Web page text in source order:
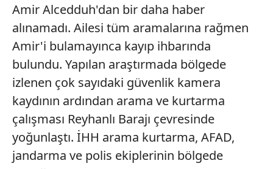
Amir Alcedduh'dan bir daha haber
alınamadı. Ailesi tüm aramalarına rağmen
Amir'i bulamayınca kayıp ihbarında
bulundu. Yapılan araştırmada bölgede
izlenen çok sayıdaki güvenlik kamera
kaydının ardından arama ve kurtarma
çalışması Reyhanlı Barajı çevresinde
yoğunlaştı. İHH arama kurtarma, AFAD,
jandarma ve polis ekiplerinin bölgede